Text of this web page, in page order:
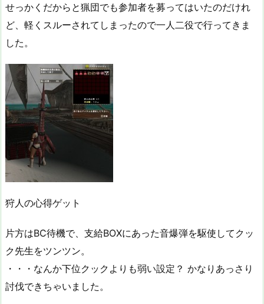
せっかくだからと猟団でも参加者を募ってはいたのだけれ
ど、軽くスルーされてしまったので一人二役で行ってきま
した。
狩人の心得ゲット
片方はBC待機で、支給BOXにあった音爆弾を駆使してクッ
ク先生をツンツン。
・・・なんか下位クックよりも弱い設定？ かなりあっさり
討伐できちゃいました。